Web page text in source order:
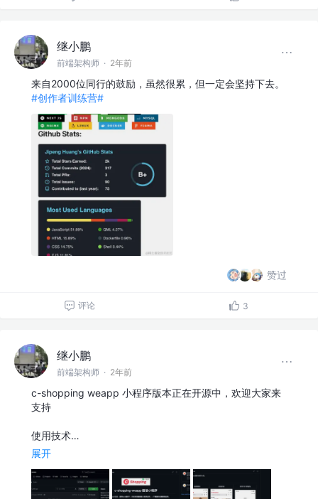
继小鹏
前端架构师 · 2年前
来自2000位同行的鼓励，虽然很累，但一定会坚持下去。
#创作者训练营#
赞过
评论 3
继小鹏
前端架构师 · 2年前
c-shopping weapp 小程序版本正在开源中，欢迎大家来
支持
使用技术…
展开